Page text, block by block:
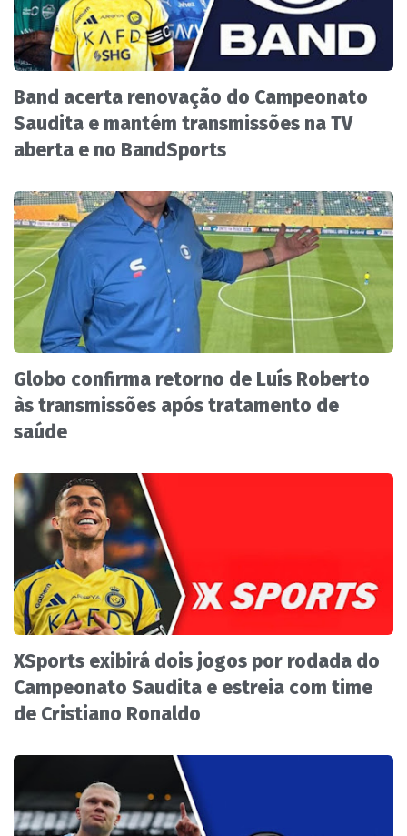
Band acerta renovação do Campeonato
Saudita e mantém transmissões na TV
aberta e no BandSports
Globo confirma retorno de Luís Roberto
às transmissões após tratamento de
saúde
XSports exibirá dois jogos por rodada do
Campeonato Saudita e estreia com time
de Cristiano Ronaldo